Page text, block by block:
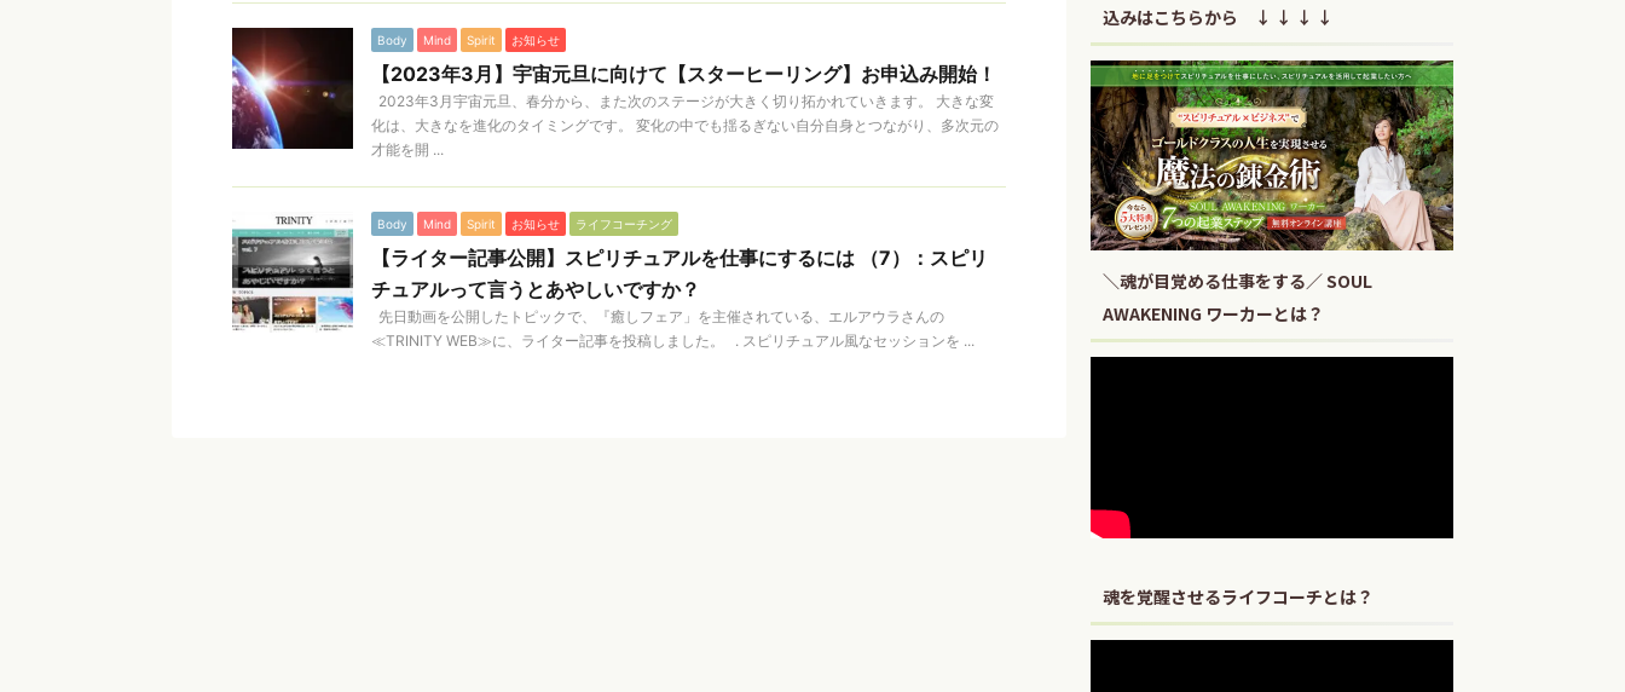
Body Mind Spirit お知らせ
【2023年3月】宇宙元旦に向けて【スターヒーリング】お申込み開始！
2023年3月宇宙元旦、春分から、また次のステージが大きく切り拓かれていきます。 大きな変
化は、大きなを進化のタイミングです。 変化の中でも揺るぎない自分自身とつながり、多次元の
才能を開 ...
Body Mind Spirit お知らせ ライフコーチング
【ライター記事公開】スピリチュアルを仕事にするには （7）：スピリ
チュアルって言うとあやしいですか？
先日動画を公開したトピックで、『癒しフェア」を主催されている、エルアウラさんの
≪TRINITY WEB≫に、ライター記事を投稿しました。 . スピリチュアル風なセッションを ...
込みはこちらから ↓ ↓ ↓ ↓
＼魂が目覚める仕事をする／ SOUL
AWAKENING ワーカーとは？
魂を覚醒させるライフコーチとは？